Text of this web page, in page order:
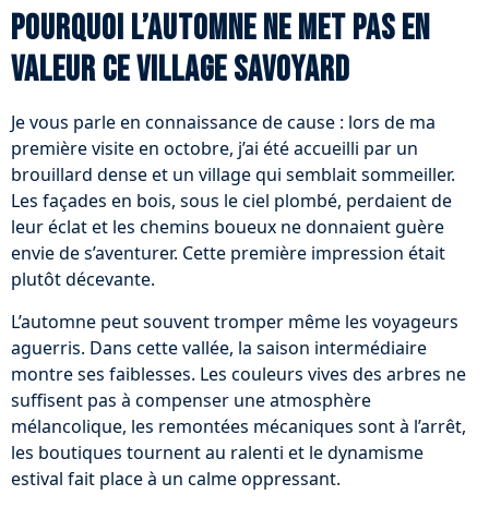
Pourquoi l’automne ne met pas en
valeur ce village savoyard
Je vous parle en connaissance de cause : lors de ma
première visite en octobre, j’ai été accueilli par un
brouillard dense et un village qui semblait sommeiller.
Les façades en bois, sous le ciel plombé, perdaient de
leur éclat et les chemins boueux ne donnaient guère
envie de s’aventurer. Cette première impression était
plutôt décevante.
L’automne peut souvent tromper même les voyageurs
aguerris. Dans cette vallée, la saison intermédiaire
montre ses faiblesses. Les couleurs vives des arbres ne
suffisent pas à compenser une atmosphère
mélancolique, les remontées mécaniques sont à l’arrêt,
les boutiques tournent au ralenti et le dynamisme
estival fait place à un calme oppressant.